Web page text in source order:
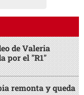
de Valeria
por el "R1"
remonta y queda